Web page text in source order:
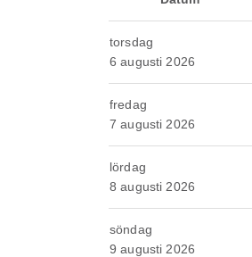
torsdag
6 augusti 2026
fredag
7 augusti 2026
lördag
8 augusti 2026
söndag
9 augusti 2026